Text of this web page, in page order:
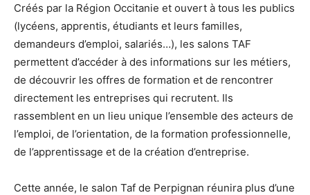
Créés par la Région Occitanie et ouvert à tous les publics
(lycéens, apprentis, étudiants et leurs familles,
demandeurs d’emploi, salariés…), les salons TAF
permettent d’accéder à des informations sur les métiers,
de découvrir les offres de formation et de rencontrer
directement les entreprises qui recrutent. Ils
rassemblent en un lieu unique l’ensemble des acteurs de
l’emploi, de l’orientation, de la formation professionnelle,
de l’apprentissage et de la création d’entreprise.
Cette année, le salon Taf de Perpignan réunira plus d’une